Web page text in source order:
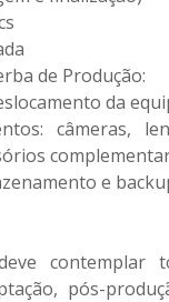
de Produção:
da
câmeras,
e
contemplar
pós-